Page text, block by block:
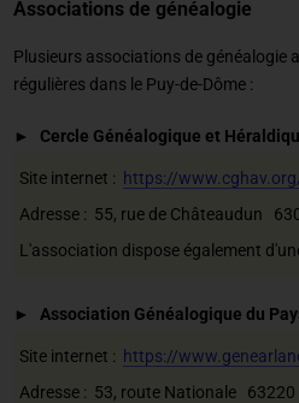
Associations de généalogie
Plusieurs associations de généalogie
régulières dans le Puy-de-Dôme :
Cercle Généalogique et
Site internet : https://
Adresse : 55, rue de Châteaudun
L'association dispose également
Association Généalogique du
Site internet : https://
Adresse : 53, route Nationale 63220